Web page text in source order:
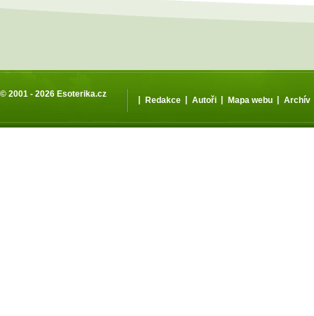
© 2001 - 2026 Esoterika.cz
| Redakce | Autoři | Mapa webu | Archív